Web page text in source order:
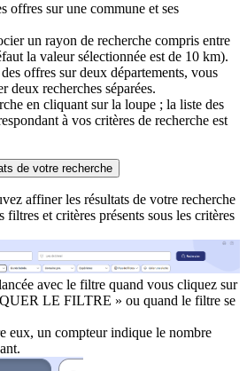
offres sur une commune et ses
un rayon de recherche compris entre
la valeur sélectionnée est de 10 km).
offres sur deux départements, vous
deux recherches séparées.
en cliquant sur la loupe ; la liste des
à vos critères de recherche est
de votre recherche
affiner les résultats de votre recherche
filtres et critères présents sous les critères
avec le filtre quand vous cliquez sur
LE FILTRE » ou quand le filtre se
eux, un compteur indique le nombre